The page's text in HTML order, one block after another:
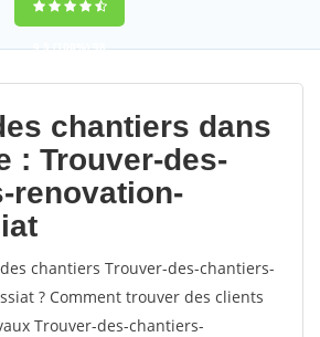
9,5(100%)98
votes
chantiers dans
: Trouver-des-
renovation-
chantiers Trouver-des-chantiers-
? Comment trouver des clients
Trouver-des-chantiers-